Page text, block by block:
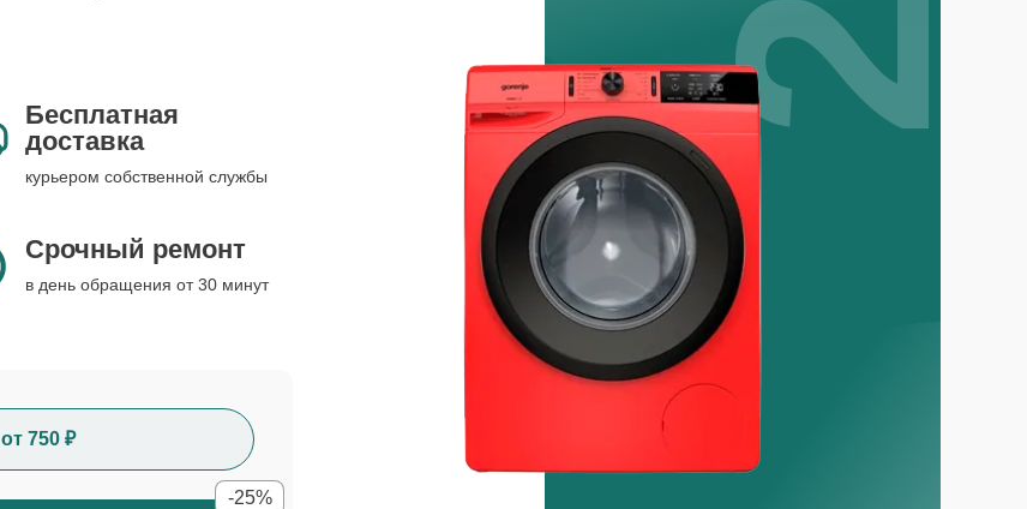
Бесплатная
доставка
курьером собственной службы
Срочный ремонт
в день обращения от 30 минут
от 750 ₽
-25%